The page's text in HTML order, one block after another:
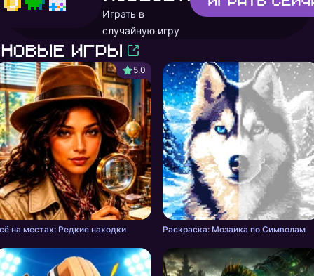
Играть в
случайную игру
Новые игры
5,0
на местах: Редкие находки Раскраска: Мозаика по Символам